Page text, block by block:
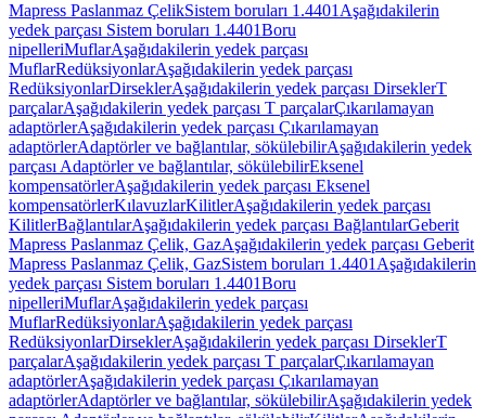
Mapress Paslanmaz ÇelikSistem boruları 1.4401 Aşağıdakilerin
yedek parçası Sistem boruları 1.4401Boru
nipelleriMuflarAşağıdakilerin yedek parçası
MuflarRedüksiyonlarAşağıdakilerin yedek parçası
RedüksiyonlarDirseklerAşağıdakilerin yedek parçası DirseklerT
parçalarAşağıdakilerin yedek parçası T parçalarÇıkarılamayan
adaptörlerAşağıdakilerin yedek parçası Çıkarılamayan
adaptörlerAdaptörler ve bağlantılar, sökülebilirAşağıdakilerin yedek
parçası Adaptörler ve bağlantılar, sökülebilirEksenel
kompensatörlerAşağıdakilerin yedek parçası Eksenel
kompensatörlerKılavuzlarKilitlerAşağıdakilerin yedek parçası
KilitlerBağlantılarAşağıdakilerin yedek parçası BağlantılarGeberit
Mapress Paslanmaz Çelik, GazAşağıdakilerin yedek parçası Geberit
Mapress Paslanmaz Çelik, GazSistem boruları 1.4401 Aşağıdakilerin
yedek parçası Sistem boruları 1.4401Boru
nipelleriMuflarAşağıdakilerin yedek parçası
MuflarRedüksiyonlarAşağıdakilerin yedek parçası
RedüksiyonlarDirseklerAşağıdakilerin yedek parçası DirseklerT
parçalarAşağıdakilerin yedek parçası T parçalarÇıkarılamayan
adaptörlerAşağıdakilerin yedek parçası Çıkarılamayan
adaptörlerAdaptörler ve bağlantılar, sökülebilirAşağıdakilerin yedek